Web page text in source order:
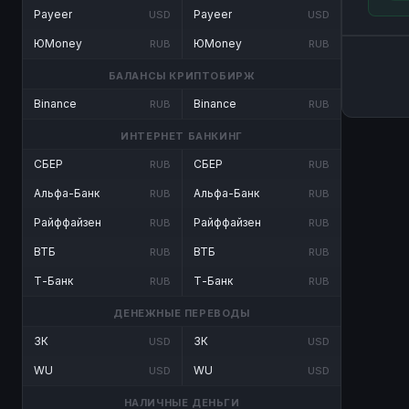
Payeer USD
ЮMoney RUB
Payeer USD
ЮMoney RUB
БАЛАНСЫ КРИПТОБИРЖ
Binance RUB Binance RUB
ИНТЕРНЕТ БАНКИНГ
СБЕР RUB
Альфа-Банк RUB
Райффайзен RUB
ВТБ RUB
Т-Банк RUB
СБЕР RUB
Альфа-Банк RUB
Райффайзен RUB
ВТБ RUB
Т-Банк RUB
ДЕНЕЖНЫЕ ПЕРЕВОДЫ
ЗК USD
WU USD
ЗК USD
WU USD
НАЛИЧНЫЕ ДЕНЬГИ